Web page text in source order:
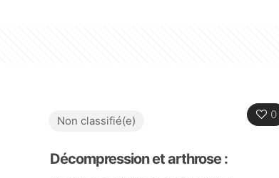
0
Non classifié(e)
Décompression et arthrose :